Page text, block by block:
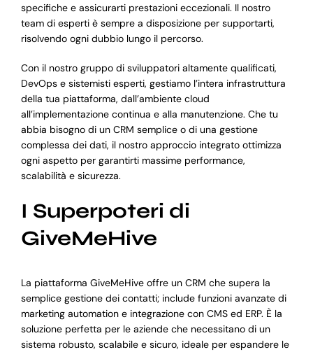
specifiche e assicurarti prestazioni eccezionali. Il nostro
team di esperti è sempre a disposizione per supportarti,
risolvendo ogni dubbio lungo il percorso.
Con il nostro gruppo di sviluppatori altamente qualificati,
DevOps e sistemisti esperti, gestiamo l’intera infrastruttura
della tua piattaforma, dall’ambiente cloud
all’implementazione continua e alla manutenzione. Che tu
abbia bisogno di un CRM semplice o di una gestione
complessa dei dati, il nostro approccio integrato ottimizza
ogni aspetto per garantirti massime performance,
scalabilità e sicurezza.
I Superpoteri di
GiveMeHive
La piattaforma GiveMeHive offre un CRM che supera la
semplice gestione dei contatti; include funzioni avanzate di
marketing automation e integrazione con CMS ed ERP. È la
soluzione perfetta per le aziende che necessitano di un
sistema robusto, scalabile e sicuro, ideale per espandere le